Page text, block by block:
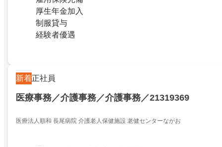
厚生年金加入
制服貸与
経験者優遇
新着正社員
医療事務／介護事務／介護事務／21319369
医療法人順和 長尾病院 介護老人保健施設 老健センターながお